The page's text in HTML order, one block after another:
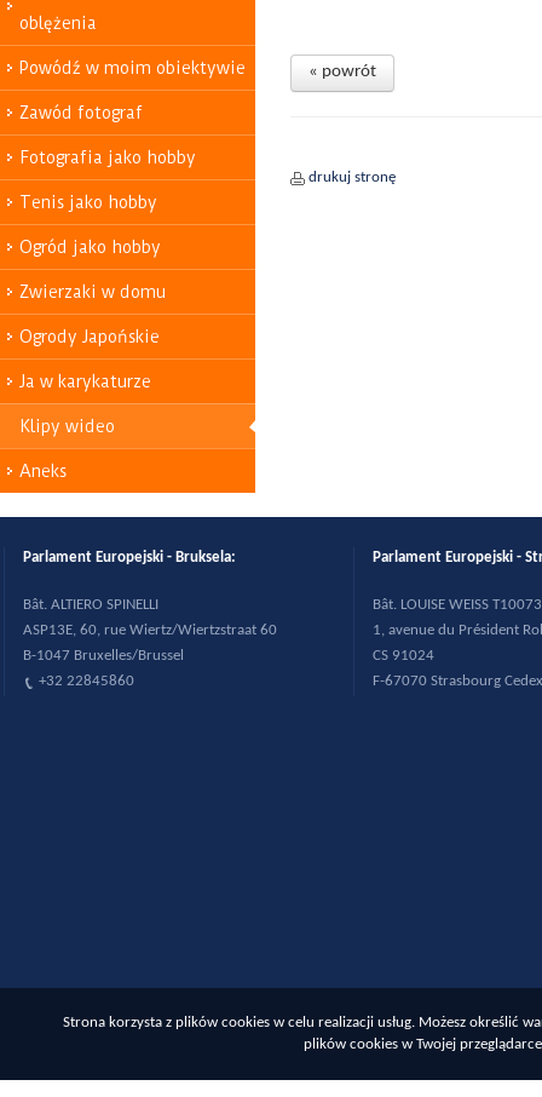
oblężenia
Powódź w moim obiektywie
Zawód fotograf
Fotografia jako hobby
Tenis jako hobby
Ogród jako hobby
Zwierzaki w domu
Ogrody Japońskie
Ja w karykaturze
Klipy wideo
Aneks
« powrót
drukuj stronę
Strona korzysta z plików cookies w celu realizacji usług. Możesz określić
plików cookies w Twojej
Parlament Europejski - Bruksela:
Bât. ALTIERO SPINELLI
ASP13E, 60, rue Wiertz/Wiertzstraat 60
B-1047 Bruxelles/Brussel
+32 22845860
Parlament Europejski -
Bât. LOUISE WEISS T10073
1, avenue du Président
CS 91024
F-67070 Strasbourg Cedex